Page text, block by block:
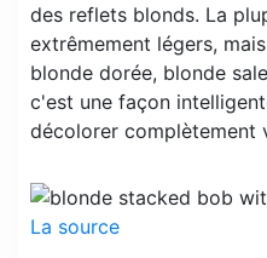
des reflets blonds. La
extrêmement légers,
blonde dorée, blonde
c'est une façon
décolorer complètement
La source